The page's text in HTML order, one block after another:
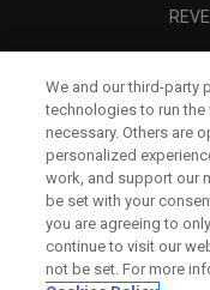
We and our third-party
technologies to run
necessary. Others are
personalized
work, and support our
be set with your
you are agreeing to
continue to visit our
not be set. For more